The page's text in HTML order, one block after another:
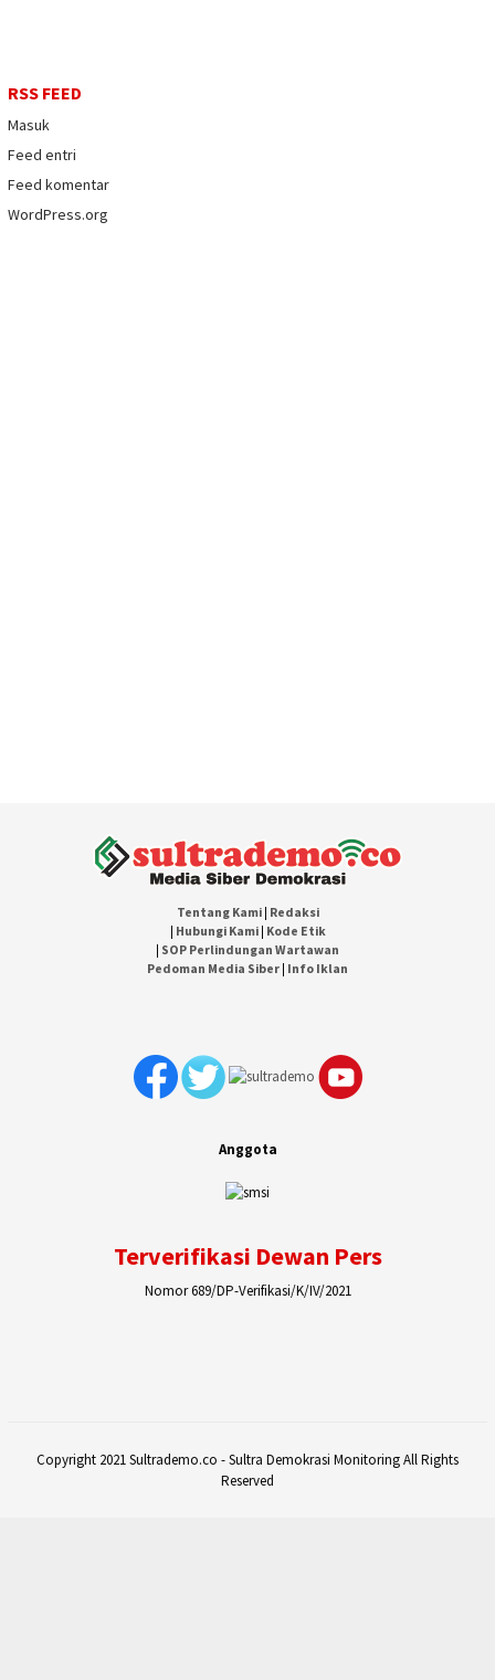
RSS FEED
Masuk
Feed entri
Feed komentar
WordPress.org
Tentang Kami| Redaksi
| Hubungi Kami| Kode Etik
| SOP Perlindungan Wartawan
Pedoman Media Siber | Info Iklan
Anggota
Terverifikasi Dewan Pers
Nomor 689/DP-Verifikasi/K/IV/2021
Copyright 2021 Sultrademo.co - Sultra Demokrasi Monitoring All Rights
Reserved